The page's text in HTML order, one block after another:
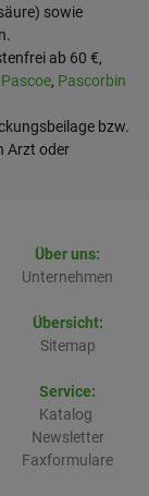
sowie
ab 60 €,
Pascoe, Pascorbin
bzw.
Arzt oder
Über uns:
Unternehmen
Übersicht:
Sitemap
Service:
Katalog
Newsletter
Faxformulare